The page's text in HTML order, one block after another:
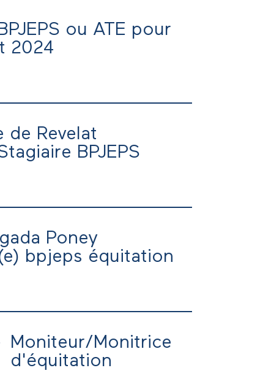
de Marseille cherche pour la
ou ATE pour
2024
de Revelat
BPJEPS
Poney
bpjeps équitation
Moniteur/Monitrice
d'équitation